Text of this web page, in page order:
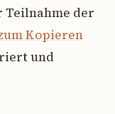
Teilnahme der
Kopieren
und